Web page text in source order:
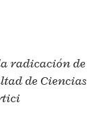
radicación de
de Ciencias